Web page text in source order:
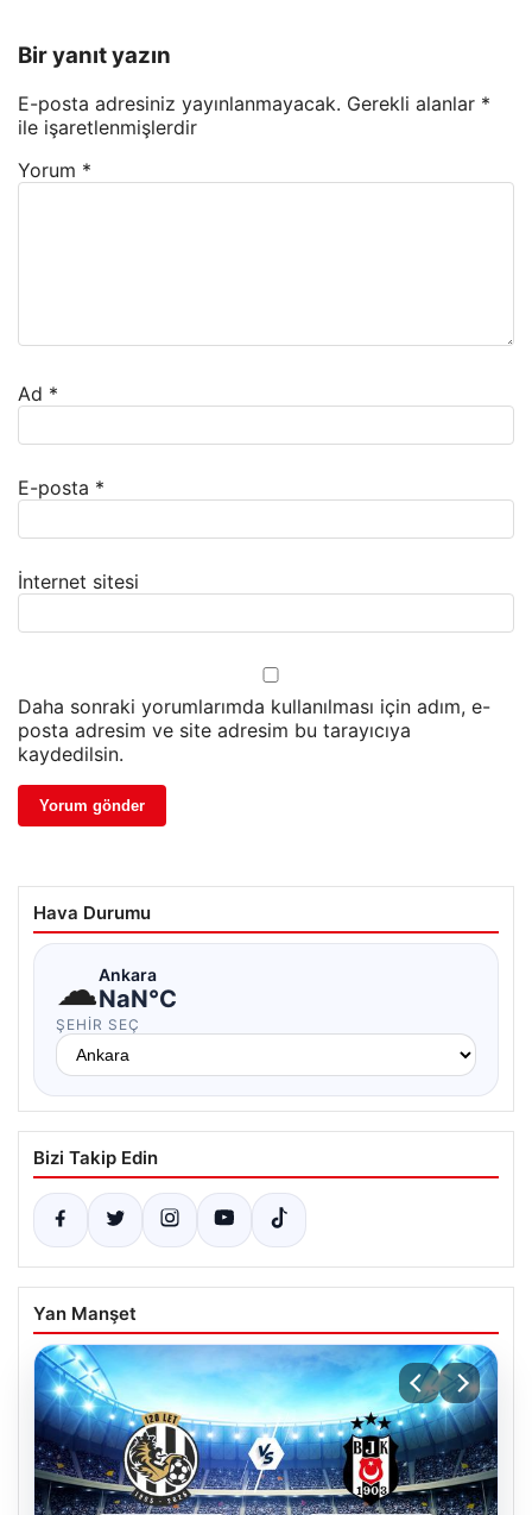
Bir yanıt yazın
E-posta adresiniz yayınlanmayacak. Gerekli alanlar *
ile işaretlenmişlerdir
Yorum *
Ad *
E-posta *
İnternet sitesi
Daha sonraki yorumlarımda kullanılması için adım, e-
posta adresim ve site adresim bu tarayıcıya
kaydedilsin.
Hava Durumu
☁Ankara
NaN°C
ŞEHIR SEÇ
Bizi Takip Edin
Yan Manşet